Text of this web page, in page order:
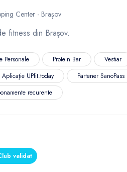
Center - Brașov
fitness din Brașov.
Personale Protein Bar
Vestiar
Aplicație UPfit.today
Partener SanoPass
recurente
validat